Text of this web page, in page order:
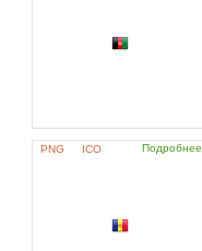
PNG ICO Подробнее